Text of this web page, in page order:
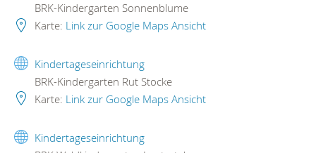
BRK-Kindergarten Sonnenblume
Karte: Link zur Google Maps Ansicht
Kindertageseinrichtung
BRK-Kindergarten Rut Stocke
Karte: Link zur Google Maps Ansicht
Kindertageseinrichtung